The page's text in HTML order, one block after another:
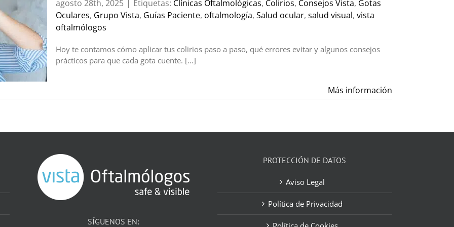
agosto 28th, 2025 Etiquetas: Clínicas Oftalmológicas, Colirios, Consejos Vista, Gotas
Oculares, Grupo Vista, Guías Paciente, oftalmología, Salud ocular, salud visual, vista
oftalmólogos
Hoy te contamos cómo aplicar tus colirios paso a paso, qué errores evitar y algunos consejos
prácticos para que cada gota cuente. […]
Más información
SÍGUENOS EN:
PROTECCIÓN DE DATOS
Aviso Legal
Política de Privacidad